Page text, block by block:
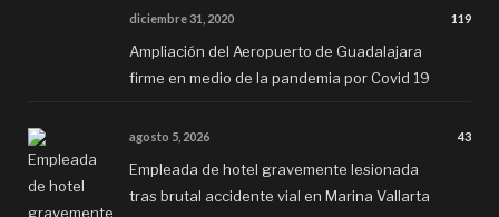
diciembre 31, 2020 119
Ampliación del Aeropuerto de Guadalajara
firme en medio de la pandemia por Covid 19
agosto 5, 2026 43
Empleada de hotel gravemente lesionada
tras brutal accidente vial en Marina Vallarta